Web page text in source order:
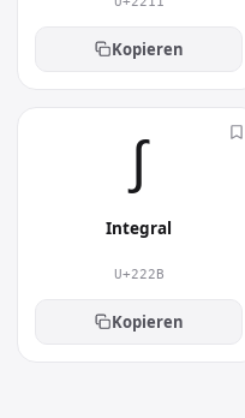
Kopieren
∫︎
Integral
U+222B
Kopieren